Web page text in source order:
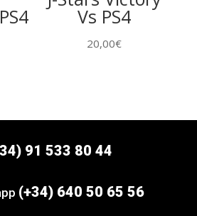
Vs PS4
20,00€
91 533 80 44
(+34) 640 50 65 56